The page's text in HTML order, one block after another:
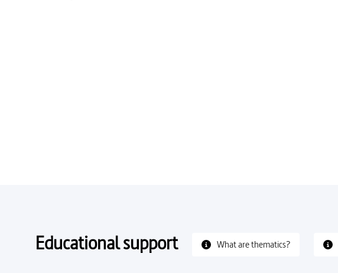
Educational support What are thematics?